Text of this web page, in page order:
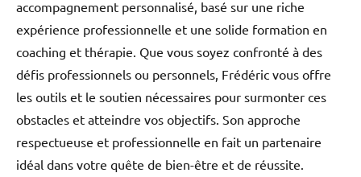
accompagnement personnalisé, basé sur une riche
expérience professionnelle et une solide formation en
coaching et thérapie. Que vous soyez confronté à des
défis professionnels ou personnels, Frédéric vous offre
les outils et le soutien nécessaires pour surmonter ces
obstacles et atteindre vos objectifs. Son approche
respectueuse et professionnelle en fait un partenaire
idéal dans votre quête de bien-être et de réussite.